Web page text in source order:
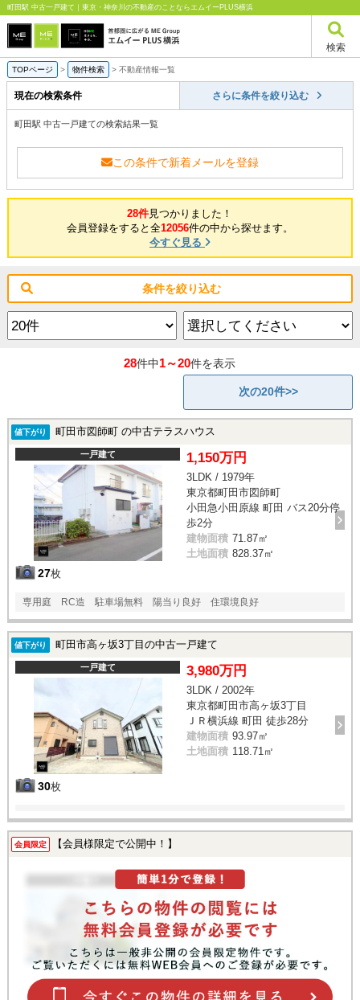
町田駅 中古一戸建て｜東京・神奈川の不動産のことならエムイーPLUS横浜
検索
TOPページ > 物件検索 > 不動産情報一覧
現在の検索条件 さらに条件を絞り込む
町田駅 中古一戸建ての検索結果一覧
この条件で新着メールを登録
28件見つかりました！
会員登録をすると全12056件の中から探せます。
今すぐ見る
条件を絞り込む
28件中1～20件を表示
次の20件>>
値下がり 町田市図師町 の中古テラスハウス
一戸建て
27枚
1,150万円
3LDK / 1979年
東京都町田市図師町
小田急小田原線 町田 バス20分停
歩2分
建物面積 71.87㎡
土地面積 828.37㎡
専用庭 RC造 駐車場無料 陽当り良好 住環境良好
値下がり 町田市高ヶ坂3丁目の中古一戸建て
一戸建て
30枚
3,980万円
3LDK / 2002年
東京都町田市高ヶ坂3丁目
ＪＲ横浜線 町田 徒歩28分
建物面積 93.97㎡
土地面積 118.71㎡
会員限定 【会員様限定で公開中！】